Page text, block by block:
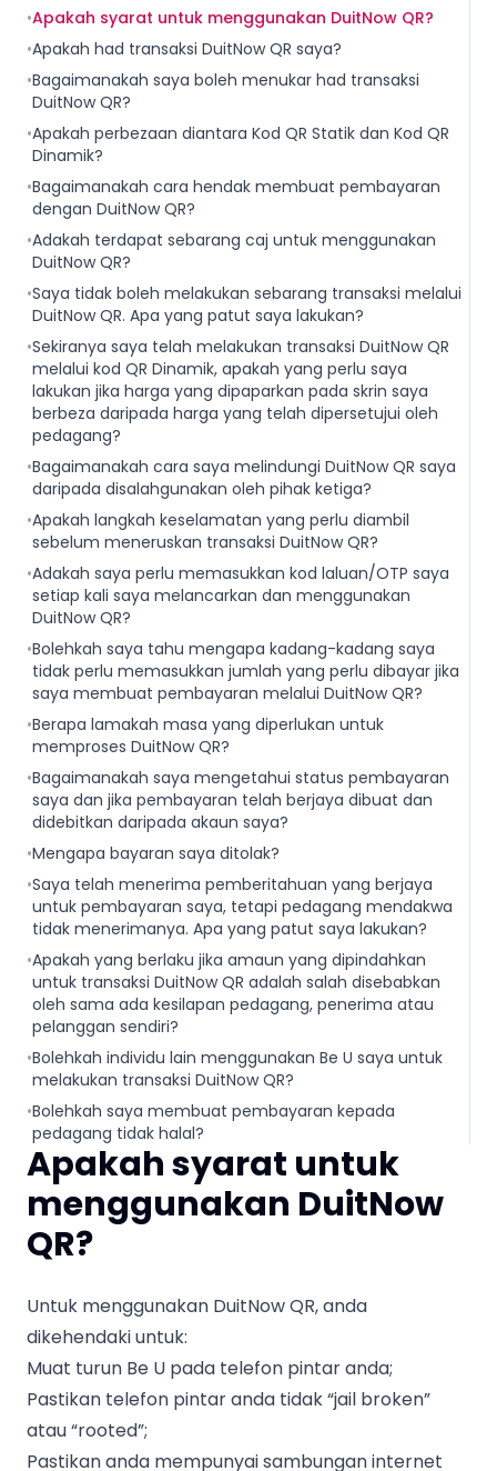
•Apakah syarat untuk menggunakan DuitNow QR?
•Apakah had transaksi DuitNow QR saya?
•Bagaimanakah saya boleh menukar had transaksi
DuitNow QR?
•Apakah perbezaan diantara Kod QR Statik dan Kod QR
Dinamik?
•Bagaimanakah cara hendak membuat pembayaran
dengan DuitNow QR?
•Adakah terdapat sebarang caj untuk menggunakan
DuitNow QR?
•Saya tidak boleh melakukan sebarang transaksi melalui
DuitNow QR. Apa yang patut saya lakukan?
•Sekiranya saya telah melakukan transaksi DuitNow QR
melalui kod QR Dinamik, apakah yang perlu saya
lakukan jika harga yang dipaparkan pada skrin saya
berbeza daripada harga yang telah dipersetujui oleh
pedagang?
•Bagaimanakah cara saya melindungi DuitNow QR saya
daripada disalahgunakan oleh pihak ketiga?
•Apakah langkah keselamatan yang perlu diambil
sebelum meneruskan transaksi DuitNow QR?
•Adakah saya perlu memasukkan kod laluan/OTP saya
setiap kali saya melancarkan dan menggunakan
DuitNow QR?
•Bolehkah saya tahu mengapa kadang-kadang saya
tidak perlu memasukkan jumlah yang perlu dibayar jika
saya membuat pembayaran melalui DuitNow QR?
•Berapa lamakah masa yang diperlukan untuk
memproses DuitNow QR?
•Bagaimanakah saya mengetahui status pembayaran
saya dan jika pembayaran telah berjaya dibuat dan
didebitkan daripada akaun saya?
•Mengapa bayaran saya ditolak?
•Saya telah menerima pemberitahuan yang berjaya
untuk pembayaran saya, tetapi pedagang mendakwa
tidak menerimanya. Apa yang patut saya lakukan?
•Apakah yang berlaku jika amaun yang dipindahkan
untuk transaksi DuitNow QR adalah salah disebabkan
oleh sama ada kesilapan pedagang, penerima atau
pelanggan sendiri?
•Bolehkah individu lain menggunakan Be U saya untuk
melakukan transaksi DuitNow QR?
•Bolehkah saya membuat pembayaran kepada
pedagang tidak halal?
Apakah syarat untuk
menggunakan DuitNow
QR?
Untuk menggunakan DuitNow QR, anda
dikehendaki untuk:
Muat turun Be U pada telefon pintar anda;
Pastikan telefon pintar anda tidak “jail broken”
atau “rooted”;
Pastikan anda mempunyai sambungan internet